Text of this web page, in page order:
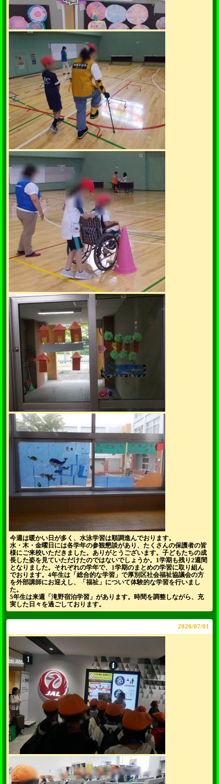
今週は暖かい日が多く、水泳学習は順調進んでおります。
水・木・金曜日には各学年の参観懇談があり、たくさんの保護者の皆
様にご来校いただきました。ありがとうございます。子どもたちの成
長した姿を見ていただけたのではないでしょうか。1学期も残り2週間
となりました。それぞれの学年で、1学期のまとめの学習に取り組ん
でおります。4年生は「総合的な学習」で厚別区社会福祉協議会の方
を外部講師にお迎えし、「福祉」について体験的な学習を行いまし
た。
5年生は来週「滝野宿泊学習」があります。時間を調整しながら、充
実した日々を過ごしております。
2026/07/01